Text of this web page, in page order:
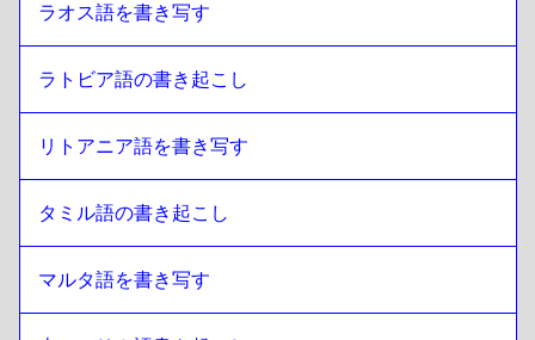
ラオス語を書き写す
ラトビア語の書き起こし
リトアニア語を書き写す
タミル語の書き起こし
マルタ語を書き写す